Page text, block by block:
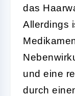
das
Allerdings
und eine
durch